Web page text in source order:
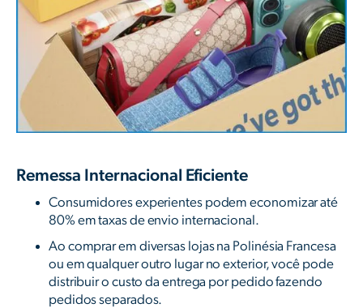
Remessa Internacional Eficiente
Consumidores experientes podem economizar até
80% em taxas de envio internacional.
Ao comprar em diversas lojas na Polinésia Francesa
ou em qualquer outro lugar no exterior, você pode
distribuir o custo da entrega por pedido fazendo
pedidos separados.